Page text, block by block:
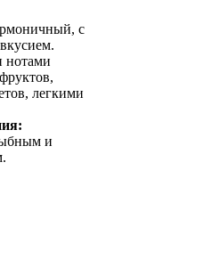
с
нотами
легкими
и